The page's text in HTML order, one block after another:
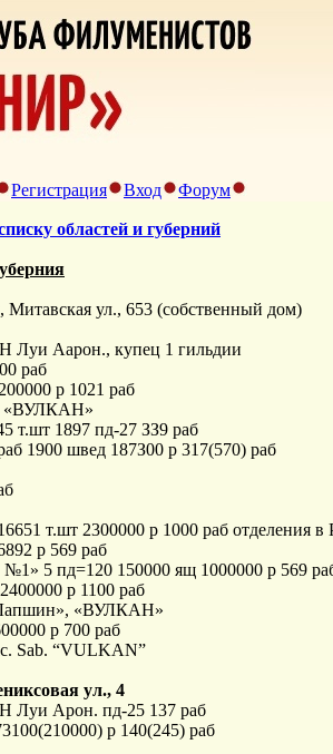
Регистрация Вход
Форум
областей и губерний
Митавская ул., 653 (собственный дом)
Аарон., купец 1 гильдии
раб
р 1021 раб
«ВУЛКАН»
т.шт 1897 пд-27 ЗЗ9 раб
1900 швед 187З00 р 317(570) раб
т.шт 2300000 р 1000 раб отделения
р 569 раб
5 пд=120 150000 ящ 1000000 р 569
р 1100 раб
«ВУЛКАН»
р 700 раб
Sab. “VULKAN”
ул., 4
Арон. пд-25 137 раб
р 140(245) раб